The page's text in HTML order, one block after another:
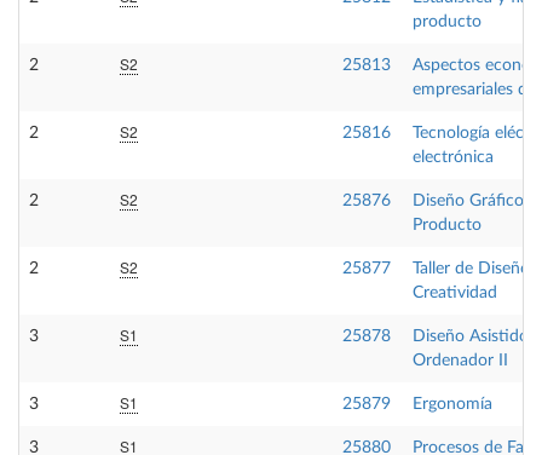
producto
2 S2 25813
Aspectos
empresariales
2 S2 25816
Tecnología
electrónica
2 S2 25876
Diseño Gráfico
Producto
2 S2 25877
Taller de Diseño
Creatividad
3 S1 25878
Diseño Asistido
Ordenador II
3 S1 25879 Ergonomía
3 S1 25880 Procesos de